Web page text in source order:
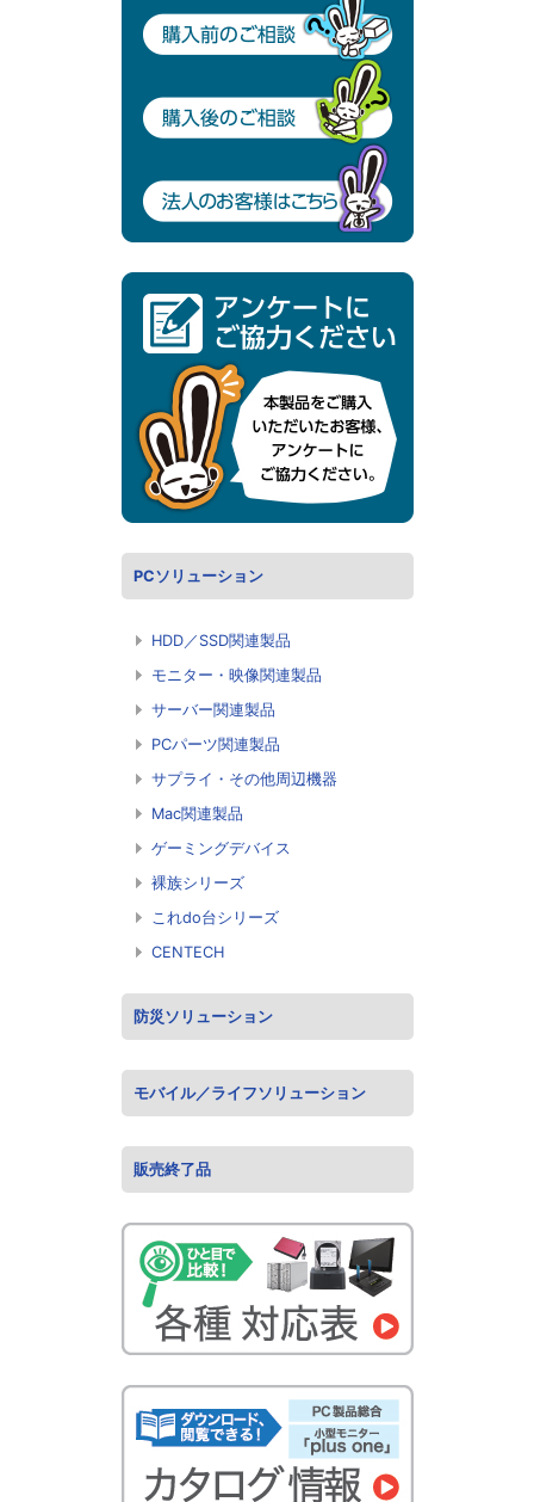
PCソリューション
HDD／SSD関連製品
モニター・映像関連製品
サーバー関連製品
PCパーツ関連製品
サプライ・その他周辺機器
Mac関連製品
ゲーミングデバイス
裸族シリーズ
これdo台シリーズ
CENTECH
防災ソリューション
モバイル／ライフソリューション
販売終了品